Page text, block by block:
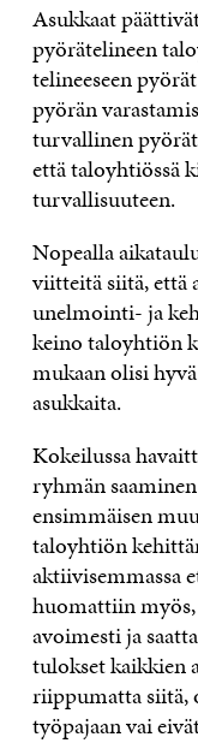
Asukkaat
pyörätelineen
telineeseen
pyörän
turvallinen
että taloyhtiössä
turvallisuuteen.
Nopealla
viitteitä siitä, että
unelmointi- ja
keino taloyhtiön
mukaan olisi
asukkaita.
Kokeilussa
ryhmän
ensimmäisen
taloyhtiön
aktiivisemmassa
huomattiin myös,
avoimesti ja
tulokset kaikkien
riippumatta siitä,
työpajaan vai